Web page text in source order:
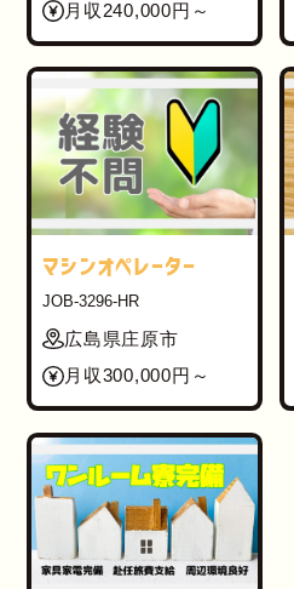
月収240,000円～
マシンオペレーター
JOB-3296-HR
広島県庄原市
月収300,000円～